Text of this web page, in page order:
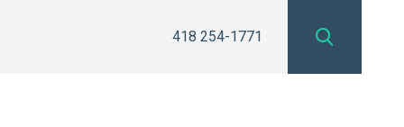
418 254-1771